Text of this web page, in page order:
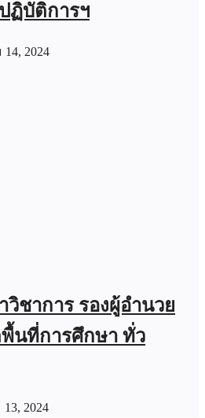
ฏิบัติการฯ
2024
ชาการ รองผู้อำนวย
นที่การศึกษา ทั่ว
2024